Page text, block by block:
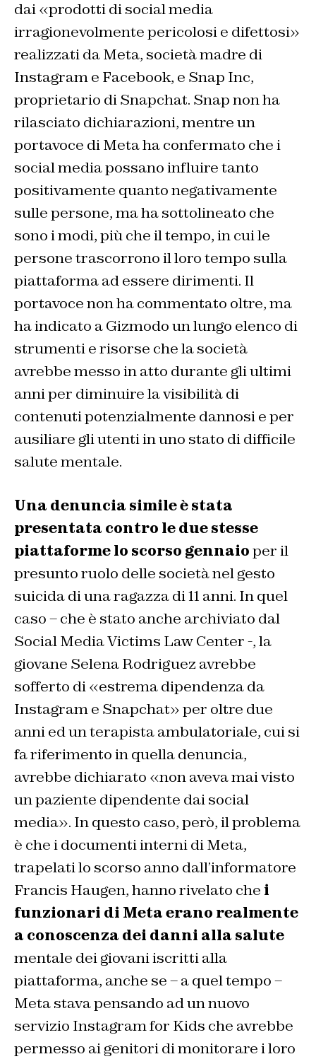
dai «prodotti di social media
irragionevolmente pericolosi e difettosi»
realizzati da Meta, società madre di
Instagram e Facebook, e Snap Inc,
proprietario di Snapchat. Snap non ha
rilasciato dichiarazioni, mentre un
portavoce di Meta ha confermato che i
social media possano influire tanto
positivamente quanto negativamente
sulle persone, ma ha sottolineato che
sono i modi, più che il tempo, in cui le
persone trascorrono il loro tempo sulla
piattaforma ad essere dirimenti. Il
portavoce non ha commentato oltre, ma
ha indicato aGizmodoun lungo elenco di
strumenti e risorse che la società
avrebbe messo in atto durante gli ultimi
anni per diminuire la visibilità di
contenuti potenzialmente dannosi e per
ausiliare gli utenti in uno stato di difficile
salute mentale.
Una denuncia simile è stata
presentata contro le due stesse
piattaforme lo scorso gennaioper il
presunto ruolo delle società nel gesto
suicida di una ragazza di 11 anni. In quel
caso – che è stato anche archiviato dal
Social Media Victims Law Center -, la
giovane Selena Rodriguez avrebbe
sofferto di «estrema dipendenza da
Instagram e Snapchat» per oltre due
anni ed un terapista ambulatoriale, cui si
fa riferimento in quella denuncia,
avrebbe dichiarato «non aveva mai visto
un paziente dipendente dai social
media». In questo caso, però, il problema
è che i documenti interni di Meta,
trapelati lo scorso anno dall’informatore
Francis Haugen, hanno rivelato che i
funzionari di Meta erano realmente
a conoscenza dei danni alla salute
mentale dei giovani iscritti alla
piattaforma, anche se – a quel tempo –
Meta stava pensando ad un nuovo
servizio Instagram for Kids che avrebbe
permesso ai genitori di monitorare i loro